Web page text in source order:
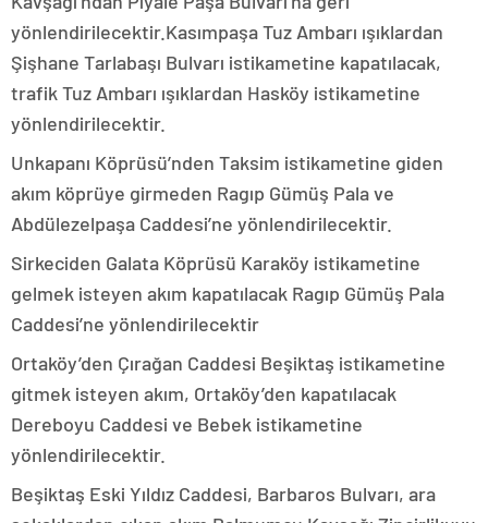
yönlendirilecektir.Kasımpaşa Tuz Ambarı ışıklardan
Şişhane Tarlabaşı Bulvarı istikametine kapatılacak,
trafik Tuz Ambarı ışıklardan Hasköy istikametine
yönlendirilecektir.
Unkapanı Köprüsü’nden Taksim istikametine giden
akım köprüye girmeden Ragıp Gümüş Pala ve
Abdülezelpaşa Caddesi’ne yönlendirilecektir.
Sirkeciden Galata Köprüsü Karaköy istikametine
gelmek isteyen akım kapatılacak Ragıp Gümüş Pala
Caddesi’ne yönlendirilecektir
Ortaköy’den Çırağan Caddesi Beşiktaş istikametine
gitmek isteyen akım, Ortaköy’den kapatılacak
Dereboyu Caddesi ve Bebek istikametine
yönlendirilecektir.
Beşiktaş Eski Yıldız Caddesi, Barbaros Bulvarı, ara